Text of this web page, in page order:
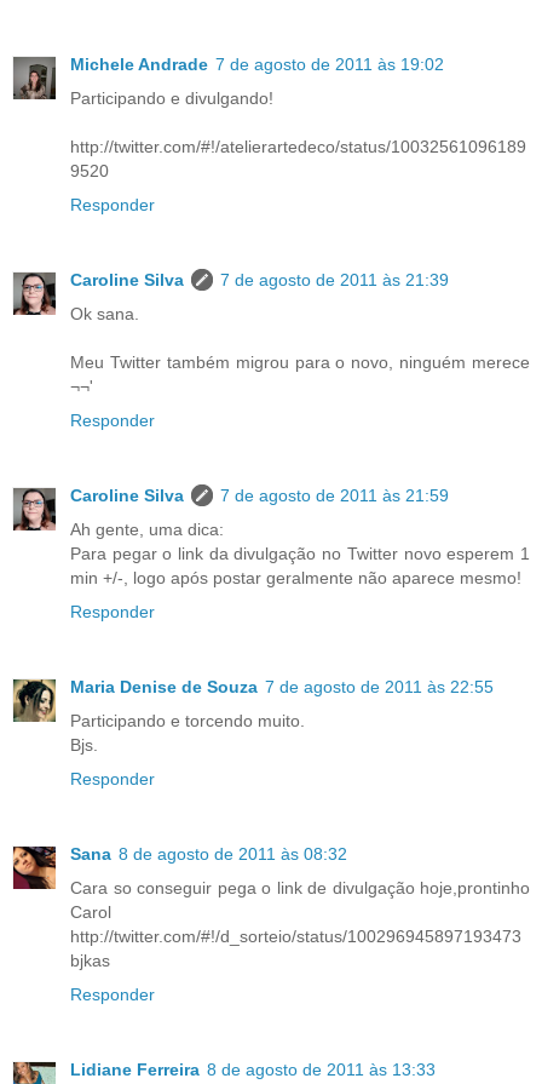
Michele Andrade 7 de agosto de 2011 às 19:02
Participando e divulgando!
http://twitter.com/#!/atelierartedeco/status/10032561096189
9520
Responder
Caroline Silva
7 de agosto de 2011 às 21:39
Ok sana.
Meu Twitter também migrou para o novo, ninguém merece
¬¬'
Responder
Caroline Silva
7 de agosto de 2011 às 21:59
Ah gente, uma dica:
Para pegar o link da divulgação no Twitter novo esperem 1
min +/-, logo após postar geralmente não aparece mesmo!
Responder
Maria Denise de Souza 7 de agosto de 2011 às 22:55
Participando e torcendo muito.
Bjs.
Responder
Sana 8 de agosto de 2011 às 08:32
Cara so conseguir pega o link de divulgação hoje,prontinho
Carol
http://twitter.com/#!/d_sorteio/status/100296945897193473
bjkas
Responder
Lidiane Ferreira 8 de agosto de 2011 às 13:33